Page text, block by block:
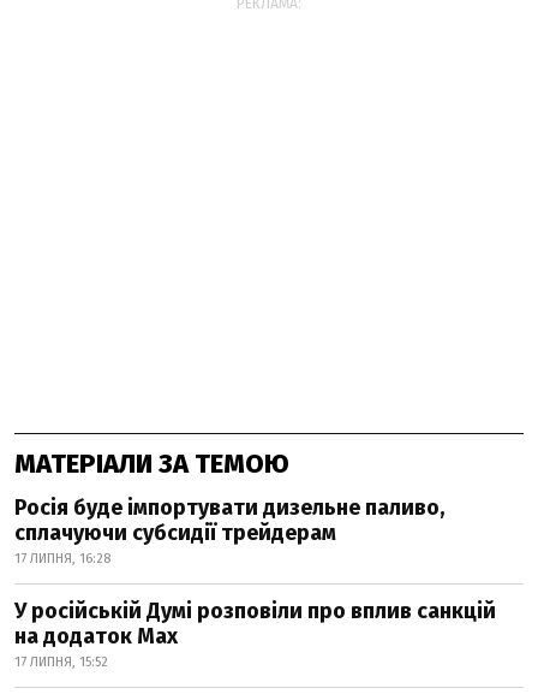
РЕКЛАМА:
МАТЕРІАЛИ ЗА ТЕМОЮ
Росія буде імпортувати дизельне паливо,
сплачуючи субсидії трейдерам
17 ЛИПНЯ, 16:28
У російській Думі розповіли про вплив санкцій
на додаток Мах
17 ЛИПНЯ, 15:52